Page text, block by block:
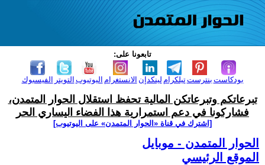
تابعونا على:
الفيسبوك التويتر اليوتيوب الانستغرام لينكدإن تيلكرامبنترست بودكاست
تبرعاتكم وتبرعاتكن المالية تحفظ استقلال الحوار المتمدن،
فشاركونا في دعم استمرارية هذا الفضاء اليساري الحر
[اشترك في قناة ‫«الحوار المتمدن» على اليوتيوب]
الحوار المتمدن - موبايل
الموقع الرئيسي